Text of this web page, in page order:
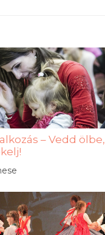
– Vedd ölbe,